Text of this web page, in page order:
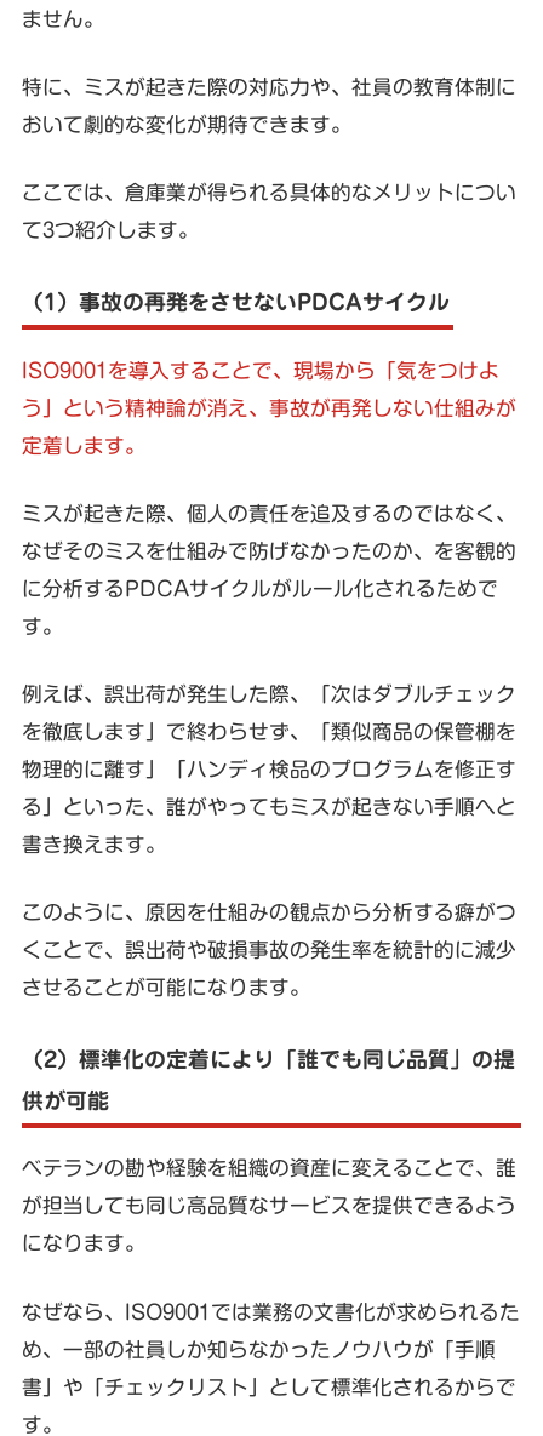
ません。
特に、ミスが起きた際の対応力や、社員の教育体制に
おいて劇的な変化が期待できます。
ここでは、倉庫業が得られる具体的なメリットについ
て3つ紹介します。
（1）事故の再発をさせないPDCAサイクル
ISO9001を導入することで、現場から「気をつけよ
う」という精神論が消え、事故が再発しない仕組みが
定着します。
ミスが起きた際、個人の責任を追及するのではなく、
なぜそのミスを仕組みで防げなかったのか、を客観的
に分析するPDCAサイクルがルール化されるためで
す。
例えば、誤出荷が発生した際、「次はダブルチェック
を徹底します」で終わらせず、「類似商品の保管棚を
物理的に離す」「ハンディ検品のプログラムを修正す
る」といった、誰がやってもミスが起きない手順へと
書き換えます。
このように、原因を仕組みの観点から分析する癖がつ
くことで、誤出荷や破損事故の発生率を統計的に減少
させることが可能になります。
（2）標準化の定着により「誰でも同じ品質」の提
供が可能
ベテランの勘や経験を組織の資産に変えることで、誰
が担当しても同じ高品質なサービスを提供できるよう
になります。
なぜなら、ISO9001では業務の文書化が求められるた
め、一部の社員しか知らなかったノウハウが「手順
書」や「チェックリスト」として標準化されるからで
す。